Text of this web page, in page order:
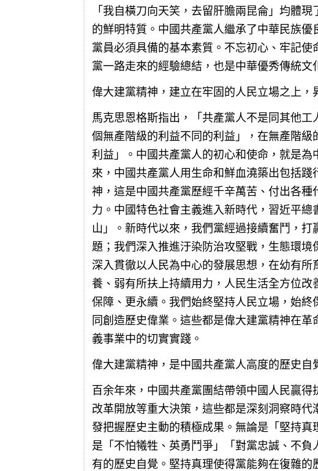
「我自橫刀向天笑，去留肝膽兩昆侖」均體
的鮮明特質。中國共產黨人繼承了中華民族
黨員必須具備的基本素質。不忘初心、牢記
黨一路走來的經驗總結，也是中華優秀傳統文
偉大建黨精神，建立在牢固的人民立場之上，
馬克思恩格斯指出，「共產黨人不是同其他
個無產階級的利益不同的利益」，在無產階
利益」。中國共產黨人的初心和使命，就是
來，中國共產黨人用生命和鮮血澆築出包括
神，這是中國共產黨歷經千辛萬苦、付出各
力。中國特色社會主義進入新時代，習近平
山」。新時代以來，我們黨經過接續奮鬥，
題；我們深入推進汙染防治攻堅戰，生態環
深入貫徹以人民為中心的發展思想，在幼有
養、弱有所扶上持續用力，人民生活全方位
保障、更永續。我們始終堅持人民立場，始
同創造歷史偉業。這些都是偉大建黨精神在
義事業中的切實實踐。
偉大建黨精神，是中國共產黨人高度的歷史自
百余年來，中國共產黨團結帶領中國人民贏
改革開放等重大決策，這些都是深刻洞察時
發把握歷史主動的積極成果。無論是「堅持
是「不怕犧牲、英勇鬥爭」「對黨忠誠、不
有的歷史自覺。堅持真理使得黨能夠在復雜